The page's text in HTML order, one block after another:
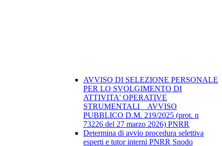
AVVISO DI SELEZIONE PERSONALE
PER LO SVOLGIMENTO DI
ATTIVITA' OPERATIVE
STRUMENTALI _ AVVISO
PUBBLICO D.M. 219/2025 (prot. n
73226 del 27 marzo 2026) PNRR
Determina di avvio procedura selettiva
esperti e tutor interni PNRR Snodo